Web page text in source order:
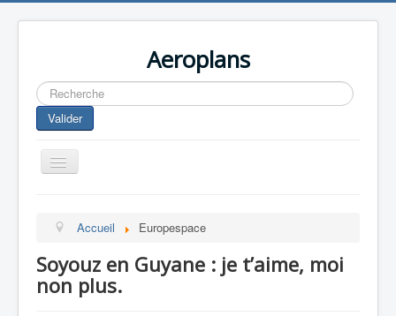
Aeroplans
Rechercher
Valider
Toggle
Navigation
Aviation Commerciale
Aviation d'Affaire
Aviation Militaire
Accueil Europespace
Soyouz en Guyane : je t’aime, moi
non plus.